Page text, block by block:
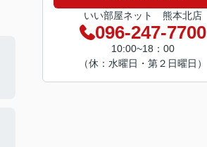
いい部屋ネット 熊本北店
096-247-7700
10:00~18：00
（休：水曜日・第２日曜日）